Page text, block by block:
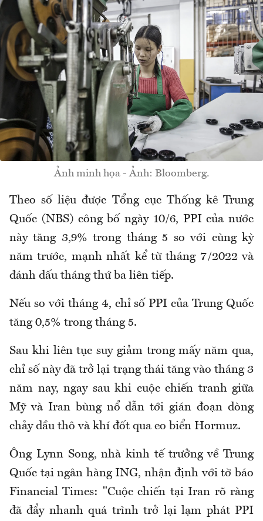
Ảnh minh họa - Ảnh: Bloomberg.
Theo số liệu được Tổng cục Thống kê Trung
Quốc (NBS) công bố ngày 10/6, PPI của nước
này tăng 3,9% trong tháng 5 so với cùng kỳ
năm trước, mạnh nhất kể từ tháng 7/2022 và
đánh dấu tháng thứ ba liên tiếp.
Nếu so với tháng 4, chỉ số PPI của Trung Quốc
tăng 0,5% trong tháng 5.
Sau khi liên tục suy giảm trong mấy năm qua,
chỉ số này đã trở lại trạng thái tăng vào tháng 3
năm nay, ngay sau khi cuộc chiến tranh giữa
Mỹ và Iran bùng nổ dẫn tới gián đoạn dòng
chảy dầu thô và khí đốt qua eo biển Hormuz.
Ông Lynn Song, nhà kinh tế trưởng về Trung
Quốc tại ngân hàng ING, nhận định với tờ báo
Financial Times: "Cuộc chiến tại Iran rõ ràng
đã đẩy nhanh quá trình trở lại lạm phát PPI